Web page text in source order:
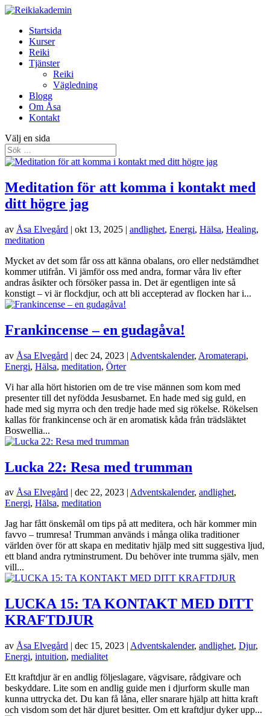
Startsida
Kurser
Reiki
Tjänster
Reiki
Vägledning
Blogg
Om Åsa
Kontakt
Välj en sida
Meditation för att komma i kontakt med
ditt högre jag
av Åsa Elvegård | okt 13, 2025 | andlighet, Energi, Hälsa, Healing,
meditation
Mycket av det som får oss att känna obalans, oro eller nedstämdhet
kommer utifrån. Vi jämför oss med andra, formar våra liv efter
andras åsikter och försöker passa in. Det är egentligen inte så
konstigt – vi är flockdjur, och att bli accepterad av flocken har i...
Frankincense – en gudagåva!
av Åsa Elvegård | dec 24, 2023 | Adventskalender, Aromaterapi,
Energi, Hälsa, meditation, Örter
Vi har alla hört historien om de tre vise männen som kom med
presenter till det nyfödda Jesusbarnet. En hade med sig guld, en
hade med sig myrra och den tredje hade med sig rökelse. Rökelsen
kallas för frankincense och är en aromatisk kåda från trädsläktet
Boswellia...
Lucka 22: Resa med trumman
av Åsa Elvegård | dec 22, 2023 | Adventskalender, andlighet,
Energi, Hälsa, meditation
Jag har fått önskemål om tips på att meditera, och här kommer min
favvo – trumresa! Trumman används i många olika traditioner
världen över för att skapa en meditativ hjälp med sitt suggestiva ljud,
ett bland andra rytminstrument. Du behöver inte trumma själv, men
vill...
LUCKA 15: TA KONTAKT MED DITT
KRAFTDJUR
av Åsa Elvegård | dec 15, 2023 | Adventskalender, andlighet, Djur,
Energi, intuition, medialitet
Ett kraftdjur är en andlig följeslagare, vägvisare, rådgivare och
beskyddare. Lite som en andlig guide men i djurform skulle man
kunna uttrycka det. Du kan få låna, eller snarare hjälp att hitta kraft
och visdom som det här djuret besitter. Om ett kraftdjur dyker upp...